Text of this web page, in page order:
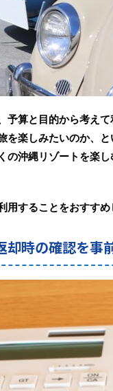
予算と目的から考えて
楽しみたいのか、
の沖縄リゾートを楽し
することをおすすめ
却時の確認を事